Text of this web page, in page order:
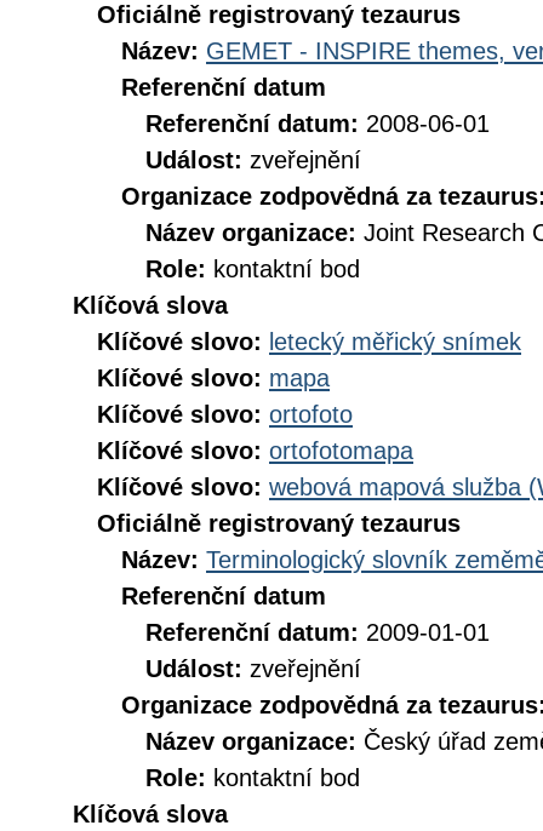
Oficiálně registrovaný tezaurus
Název: GEMET - INSPIRE themes,
Referenční datum
Referenční datum: 2008-06-01
Událost: zveřejnění
Organizace zodpovědná za
Název organizace: Joint Research
Role: kontaktní bod
Klíčová slova
Klíčové slovo: letecký měřický snímek
Klíčové slovo: mapa
Klíčové slovo: ortofoto
Klíčové slovo: ortofotomapa
Klíčové slovo: webová mapová služba
Oficiálně registrovaný tezaurus
Název: Terminologický slovník
Referenční datum
Referenční datum: 2009-01-01
Událost: zveřejnění
Organizace zodpovědná za
Název organizace: Český úřad
Role: kontaktní bod
Klíčová slova